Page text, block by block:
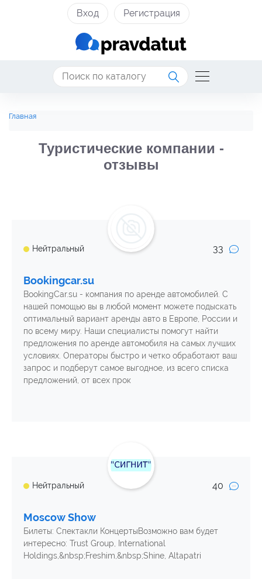
Вход Регистрация
Главная
Туристические компании -
отзывы
Нейтральный 33
Bookingcar.su
BookingCar.su - компания по аренде автомобилей. С
нашей помощью вы в любой момент можете подыскать
оптимальный вариант аренды авто в Европе, России и
по всему миру. Наши специалисты помогут найти
предложения по аренде автомобиля на самых лучших
условиях. Операторы быстро и четко обработают ваш
запрос и подберут самое выгодное, из всего списка
предложений, от всех прок
Нейтральный 40
Moscow Show
Билеты: Спектакли КонцертыВозможно вам будет
интересно: Trust Group, International
Holdings,&nbsp;Freshim,&nbsp;Shine, Altapatri